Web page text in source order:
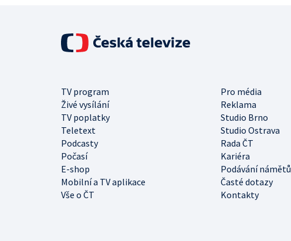
TV program
Pro média
Živé vysílání
Reklama
TV poplatky
Studio Brno
Teletext
Studio Ostrava
Podcasty
Rada ČT
Počasí
Kariéra
E-shop
Podávání námětů
Mobilní a TV aplikace
Časté dotazy
Vše o ČT
Kontakty